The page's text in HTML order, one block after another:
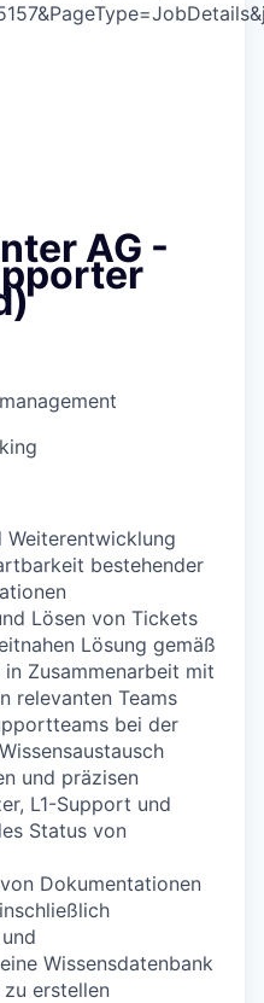
AG -
Weiterentwicklung
bestehender
Lösen von Tickets
Lösung gemäß
Zusammenarbeit mit
relevanten Teams
bei der
und präzisen
L1-Support und
Status von
Dokumentationen
Wissensdatenbank
erstellen